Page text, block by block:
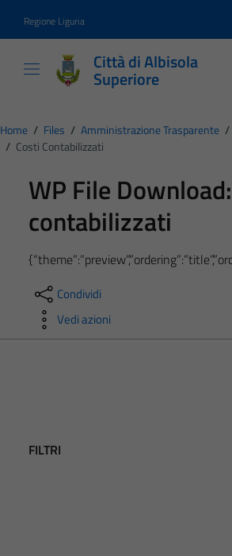
Regione Liguria
Città di Albisola
Superiore
Home / Files / Amministrazione Trasparente /
/ Costi Contabilizzati
WP File Download:
contabilizzati
Condividi
Vedi azioni
FILTRI